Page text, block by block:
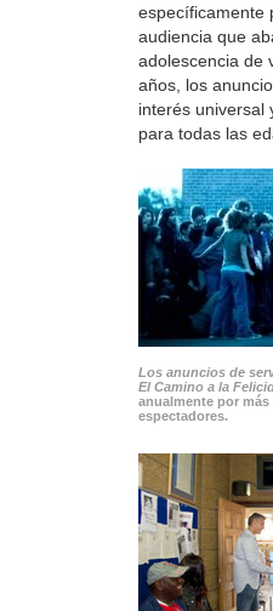
específicamente
audiencia que
adolescencia de
años, los
interés universal
para todas las
Los anuncios de
El Camino a la
anualmente por
espectadores.